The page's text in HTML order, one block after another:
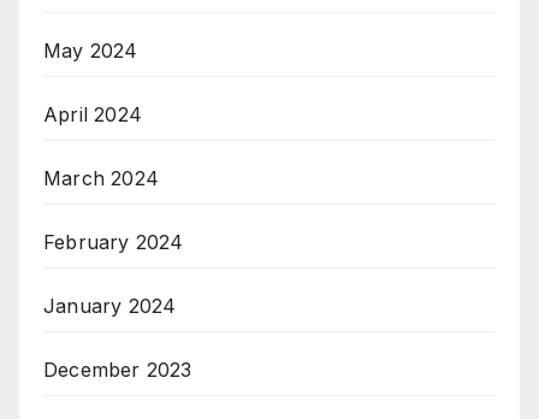
May 2024
April 2024
March 2024
February 2024
January 2024
December 2023